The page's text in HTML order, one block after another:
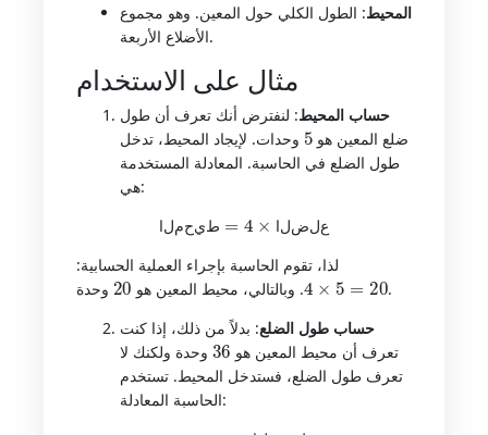
المحيط: الطول الكلي حول المعين. وهو مجموع
الأضلاع الأربعة.
مثال على الاستخدام
حساب المحيط: لنفترض أنك تعرف أن طول
ضلع المعين هو
5
وحدات. لإيجاد المحيط، تدخل
طول الضلع في الحاسبة. المعادلة المستخدمة
هي:
ل م ح ط ل ض لع
المحيط = الضلع
لذا، تقوم الحاسبة بإجراء العملية الحسابية:
4 ×5=
. وبالتالي، محيط المعين هو
20
وحدة.
حساب طول الضلع: بدلاً من ذلك، إذا كنت
تعرف أن محيط المعين هو
36
وحدة ولكنك لا
تعرف طول الضلع، فستدخل المحيط. تستخدم
الحاسبة المعادلة: